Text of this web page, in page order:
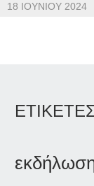
18 ΙΟΥΝΊΟΥ 2024